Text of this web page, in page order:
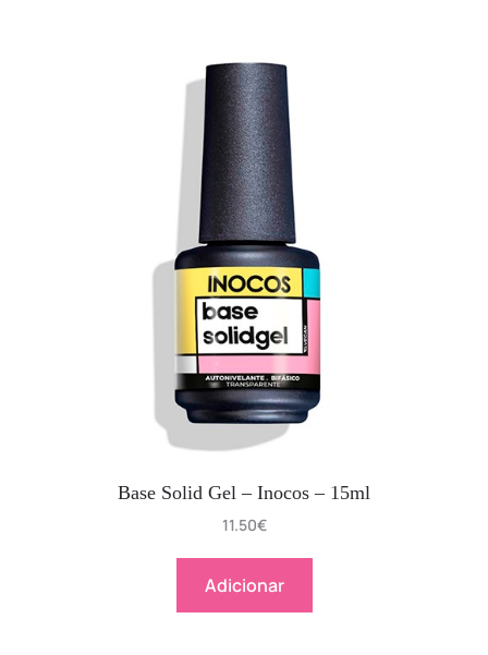
Base Solid Gel – Inocos – 15ml
11.50€
Adicionar